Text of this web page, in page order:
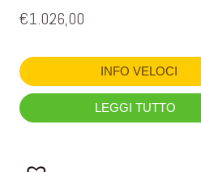
€1.026,00
INFO VELOCI
LEGGI TUTTO